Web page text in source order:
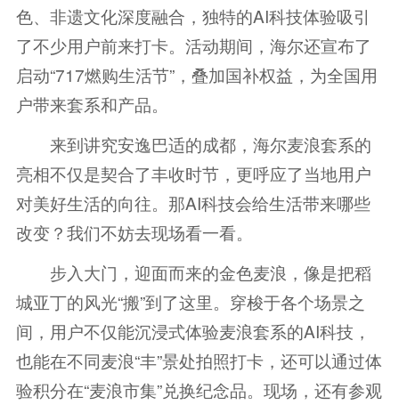
色、非遗文化深度融合，独特的AI科技体验吸引
了不少用户前来打卡。活动期间，海尔还宣布了
启动“717燃购生活节”，叠加国补权益，为全国用
户带来套系和产品。
来到讲究安逸巴适的成都，海尔麦浪套系的
亮相不仅是契合了丰收时节，更呼应了当地用户
对美好生活的向往。那AI科技会给生活带来哪些
改变？我们不妨去现场看一看。
步入大门，迎面而来的金色麦浪，像是把稻
城亚丁的风光“搬”到了这里。穿梭于各个场景之
间，用户不仅能沉浸式体验麦浪套系的AI科技，
也能在不同麦浪“丰”景处拍照打卡，还可以通过体
验积分在“麦浪市集”兑换纪念品。现场，还有参观